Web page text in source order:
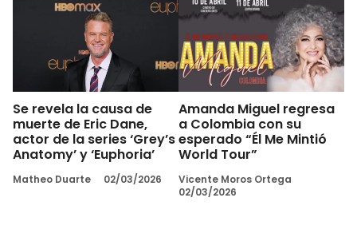
Se revela la causa de
muerte de Eric Dane,
actor de la series ‘Grey’s
Anatomy’ y ‘Euphoria’
Matheo Duarte 02/03/2026
Amanda Miguel regresa
a Colombia con su
esperado “Él Me Mintió
World Tour”
Vicente Moros Ortega
02/03/2026